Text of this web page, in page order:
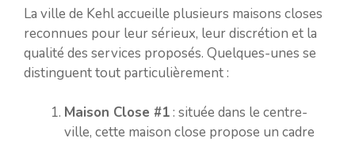
La ville de Kehl accueille plusieurs maisons closes
reconnues pour leur sérieux, leur discrétion et la
qualité des services proposés. Quelques-unes se
distinguent tout particulièrement :
Maison Close #1 : située dans le centre-
ville, cette maison close propose un cadre